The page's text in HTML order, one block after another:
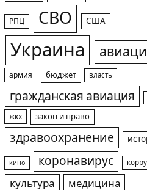
РПЦ СВО США
Украина
армия бюджет власть
гражданская авиация
жкх закон и право
здравоохранение
кино коронавирус
культура медицина